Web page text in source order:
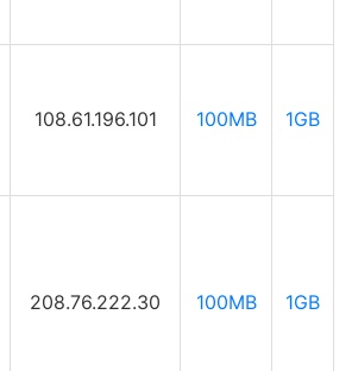
108.61.196.101 100MB 1GB
208.76.222.30 100MB 1GB